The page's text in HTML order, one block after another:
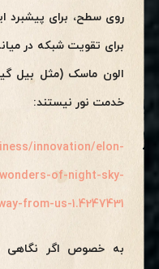
روی سطح، برای پیشبرد
برای تقویت شبکه در
الون ماسک (مثل بیل
خدمت نور نیستند:
innovation/elon-
of-night-sky-
from-us-1.4247431
به خصوص اگر نگاهی